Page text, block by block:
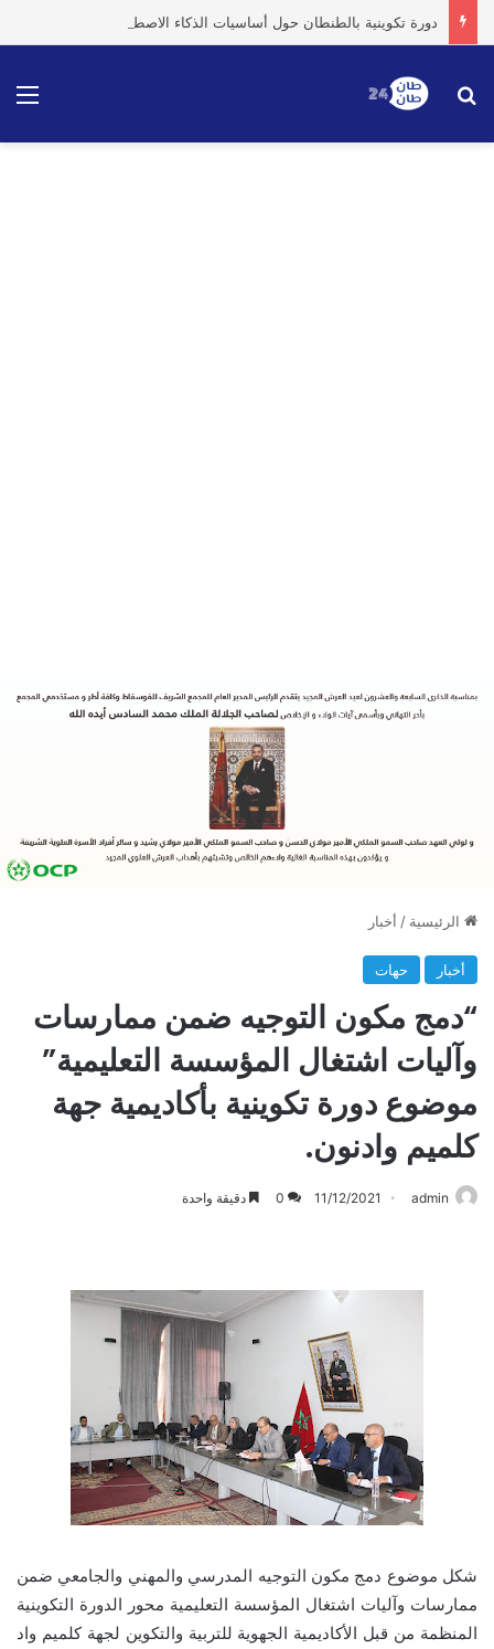
بحث عن
الرئيسية / أخبار
أخبار حهات
“دمج مكون التوجيه ضمن ممارسات
وآليات اشتغال المؤسسة التعليمية”
موضوع دورة تكوينية بأكاديمية جهة
كلميم وادنون.
admin
11/12/2021
0 دقيقة واحدة
شكل موضوع دمج مكون التوجيه المدرسي والمهني والجامعي ضمن
ممارسات وآليات اشتغال المؤسسة التعليمية محور الدورة التكوينية
المنظمة من قبل الأكاديمية الجهوية للتربية والتكوين لجهة كلميم واد